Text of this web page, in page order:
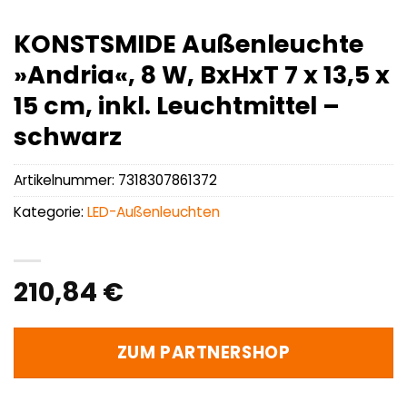
KONSTSMIDE Außenleuchte
»Andria«, 8 W, BxHxT 7 x 13,5 x
15 cm, inkl. Leuchtmittel –
schwarz
210,84 €
ZUM PARTNERSHOP
Artikelnummer: 7318307861372
Kategorie: LED-Außenleuchten